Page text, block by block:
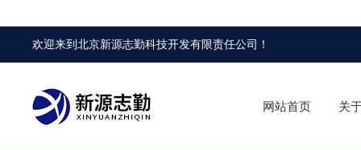
欢迎来到北京新源志勤科技开发有限责任公司 ！
网站首页 关